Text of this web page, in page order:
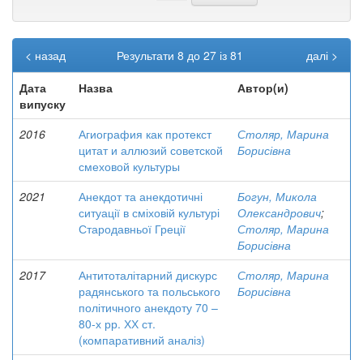
Результати 8 до 27 із 81
< назад
далі >
Дата
випуску
Назва Автор(и)
2016
Агиография как протекст
цитат и аллюзий советской
смеховой культуры
Столяр, Марина
Борисівна
2021
Анекдот та анекдотичні
ситуації в сміховій культурі
Стародавньої Греції
Богун, Микола
Олександрович;
Столяр, Марина
Борисівна
2017
Антитоталітарний дискурс
радянського та польського
політичного анекдоту 70 –
80-х рр. ХХ ст.
(компаративний аналіз)
Столяр, Марина
Борисівна